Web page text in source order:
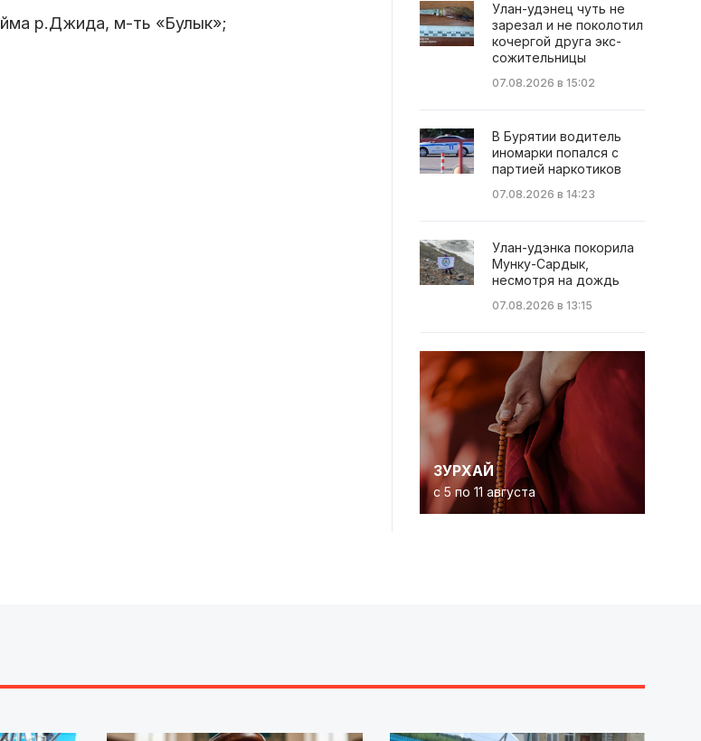
р.Джида, м-ть «Булык»;
Улан-удэнец чуть не
зарезал и не поколотил
кочергой друга экс-
сожительницы
07.08.2026 в 15:02
В Бурятии водитель
иномарки попался с
партией наркотиков
07.08.2026 в 14:23
Улан-удэнка покорила
Мунку-Сардык,
несмотря на дождь
07.08.2026 в 13:15
ЗУРХАЙ
с 5 по 11 августа